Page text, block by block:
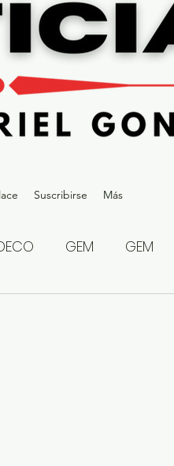
Suscribirse Más
GEM GEM
2023